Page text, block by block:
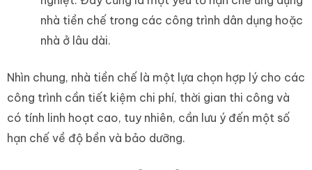
nhà tiền chế trong các công trình dân dụng hoặc
nhà ở lâu dài.
Nhìn chung, nhà tiền chế là một lựa chọn hợp lý cho các
công trình cần tiết kiệm chi phí, thời gian thi công và
có tính linh hoạt cao, tuy nhiên, cần lưu ý đến một số
hạn chế về độ bền và bảo dưỡng.